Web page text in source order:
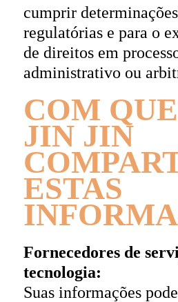
cumprir
regulatórias e para o
de direitos em
administrativo ou
COM
JIN JIN
ESTAS
Fornecedores de
tecnologia:
Suas informações